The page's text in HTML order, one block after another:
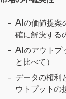
AIの価値提案
確に解決する
AIのアウトプ
と比べて）
データの権利
ウトプットの